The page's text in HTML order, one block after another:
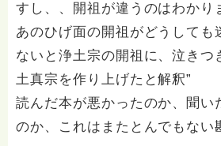
すし、、開祖が違うのはわかり
あのひげ面の開祖がどうしても
ないと浄土宗の開祖に、泣きつ
土真宗を作り上げたと解釈”
読んだ本が悪かったのか、聞い
のか、これはまたとんでもない